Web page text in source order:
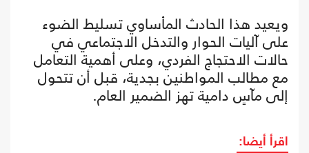
ويعيد هذا الحادث المأساوي تسليط الضوء
على آليات الحوار والتدخل الاجتماعي في
حالات الاحتجاج الفردي، وعلى أهمية التعامل
مع مطالب المواطنين بجدية، قبل أن تتحول
إلى مآسٍ دامية تهز الضمير العام.
اقرأ أيضا: